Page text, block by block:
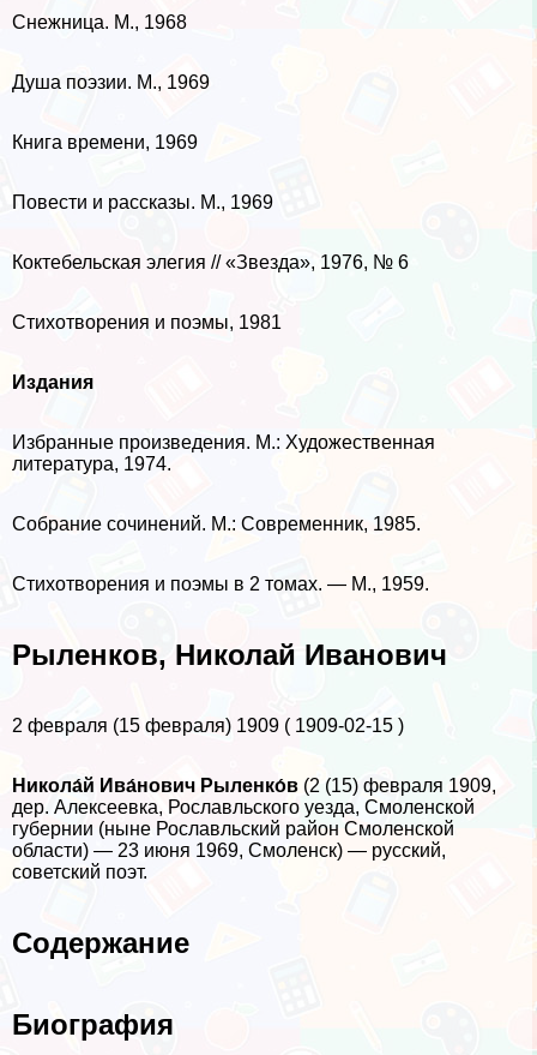
Снежница. М., 1968
Душа поэзии. М., 1969
Книга времени, 1969
Повести и рассказы. М., 1969
Коктебельская элегия // «Звезда», 1976, № 6
Стихотворения и поэмы, 1981
Издания
Избранные произведения. М.: Художественная
литература, 1974.
Собрание сочинений. М.: Современник, 1985.
Стихотворения и поэмы в 2 томах. — М., 1959.
Рыленков, Николай Иванович
2 февраля (15 февраля) 1909 ( 1909-02-15 )
Никола́й Ива́нович Рыленко́в (2 (15) февраля 1909,
дер. Алексеевка, Рославльского уезда, Смоленской
губернии (ныне Рославльский район Смоленской
области) — 23 июня 1969, Смоленск) — русский,
советский поэт.
Содержание
Биография